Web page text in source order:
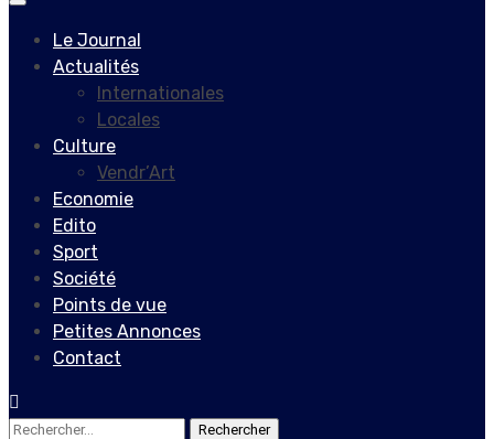
Primary
Le Journal
Actualités
Internationales
Locales
Culture
Vendr’Art
Economie
Edito
Sport
Société
Points de vue
Petites Annonces
Contact
Rechercher :